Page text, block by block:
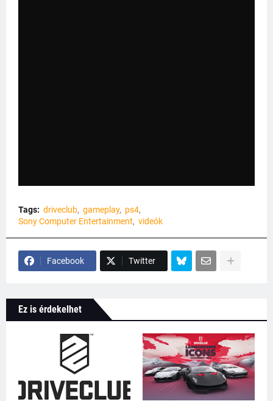
Tags: driveclub gameplay
ps4
Sony Computer Entertainment
videók
Facebook Twitter
Ez is érdekelhet